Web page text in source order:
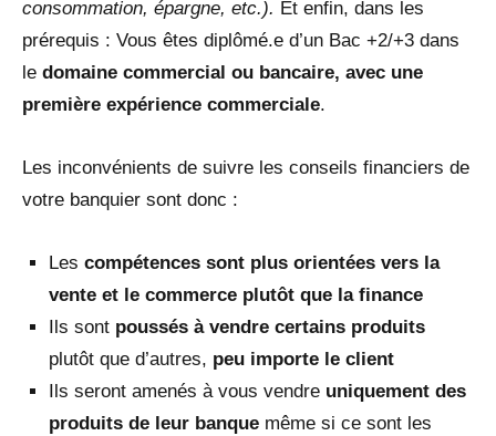
consommation, épargne, etc.). Et enfin, dans les
prérequis : Vous êtes diplômé.e d’un Bac +2/+3 dans
le domaine commercial ou bancaire, avec une
première expérience commerciale.
Les inconvénients de suivre les conseils financiers de
votre banquier sont donc :
Les compétences sont plus orientées vers la
vente et le commerce plutôt que la finance
Ils sont poussés à vendre certains produits
plutôt que d’autres, peu importe le client
Ils seront amenés à vous vendre uniquement des
produits de leur banque même si ce sont les